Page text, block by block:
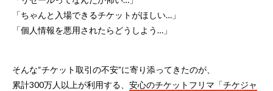
「ちゃんと入場できるチケットがほしい…」
「個人情報を悪用されたらどうしよう…」
そんな“チケット取引の不安”に寄り添ってきたのが、
累計300万人以上が利用する、 安心のチケットフリマ「チケジャ